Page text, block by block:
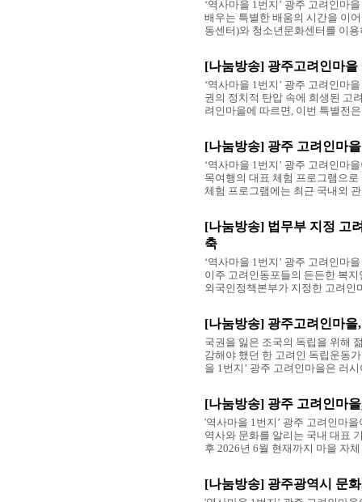
‘역사마을 1번지’ 광주 고려인마
배우는 특별한 배움의 시간을 이
동센터)와 청소년문화센터를 이
[나눔방송] 광주고려인마
‘역사마을 1번지’ 광주 고려인마
권의 정치적 탄압 속에 희생된 고
려인마을에 따르면, 이번 특별전
[나눔방송] 광주 고려인마
‘역사마을 1번지’ 광주 고려인마
목여행의 대표 체험 프로그램으
체험 프로그램에는 최근 국내외
[나눔방송] 법무부 지정 고
축
‘역사마을 1번지’ 광주 고려인마
이주 고려인동포들의 든든한 복
외국인정책본부가 지정한 고려인
[나눔방송] 광주고려인마을
국권을 잃은 조국의 독립을 위해
감해야 했던 한 고려인 독립운동
을 1번지’ 광주 고려인마을은 러
[나눔방송] 광주 고려인마
'역사마을 1번지’ 광주 고려인마
역사와 문화를 알리는 국내 대표
후 2026년 6월 현재까지 마을 자
[나눔방송] 광주광역시 문